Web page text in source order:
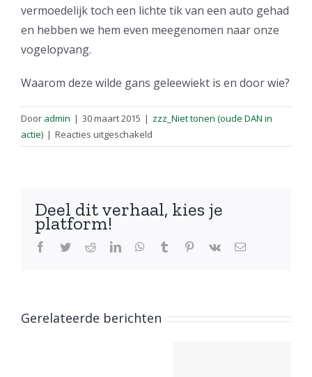
vermoedelijk toch een lichte tik van een auto gehad
en hebben we hem even meegenomen naar onze
vogelopvang.
Waarom deze wilde gans geleewiekt is en door wie?
Door admin | 30 maart 2015 | zzz_Niet tonen (oude DAN in
actie) | Reacties uitgeschakeld
Waarom
toch
keer
zitten?
Deel dit verhaal, kies je
platform!
Facebook
TwitterRedditLinkedInWhatsApp
Tumblr Pinterest
Vk
E-
Gerelateerde berichten